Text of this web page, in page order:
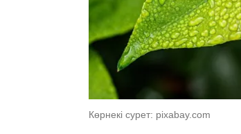
Көрнекі сурет: pixabay.com